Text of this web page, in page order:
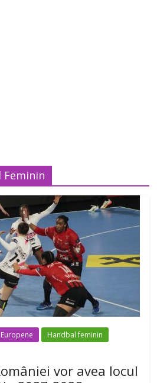
Feminin
Handbal feminin
vor avea locul